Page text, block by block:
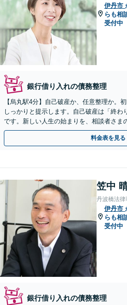
伊丹市
らも相
受付中
銀行借り入れの債務整理
【烏丸駅4分】自己破産か、任意整理か。
しっかりと提示します。自己破産は「終わ
です。新しい人生の始まりを、相談者さま
らサポートします【初回相談無料】【法テ
料金表を見る
笠中
丹波橋法律
伊丹市
らも相
受付中
銀行借り入れの債務整理